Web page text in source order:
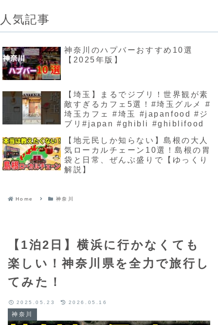
人気記事
神奈川のハプバーおすすめ10選
【2025年版】
【埼玉】まるでジブリ！世界観が素
敵すぎるカフェ5選！#埼玉グルメ #
埼玉カフェ #埼玉 #japanfood #ジ
ブリ#japan #ghibli #ghiblifood
【地元民しか知らない】島根の大人
気ローカルチェーン10選！島根の胃
袋と日常、ぜんぶ盛りで【ゆっくり
解説】
Home 神奈川
【1泊2日】横浜に行かなくても
楽しい！神奈川県を全力で旅行し
てみた！
神奈川
2025.05.23 2026.05.16